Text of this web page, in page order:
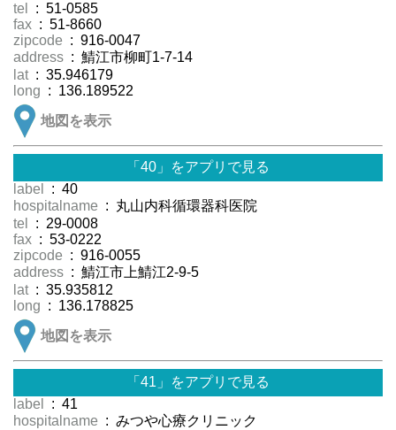
tel
: 51-0585
fax : 51-8660
zipcode : 916-0047
address : 鯖江市柳町1-7-14
lat : 35.946179
long : 136.189522
地図を表示
「40」をアプリで見る
label
: 40
hospitalname : 丸山内科循環器科医院
tel
: 29-0008
fax : 53-0222
zipcode : 916-0055
address : 鯖江市上鯖江2-9-5
lat : 35.935812
long : 136.178825
地図を表示
「41」をアプリで見る
label
: 41
hospitalname : みつや心療クリニック